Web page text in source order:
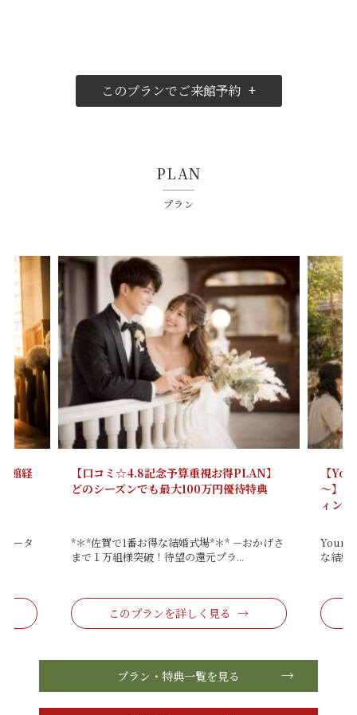
このプランでご来館予約 +
PLAN
プラン
お得PLAN】
*＊* －おかげさ
見る →
【Your Style ～結婚式をもっと自由に
～】シンプルな料金で叶うカスタムウエデ
Your Style ～結婚式をもっと自由に～ 大き
な結婚式じゃな...
このプランを詳しく見る →
プラン・特典一覧を見る